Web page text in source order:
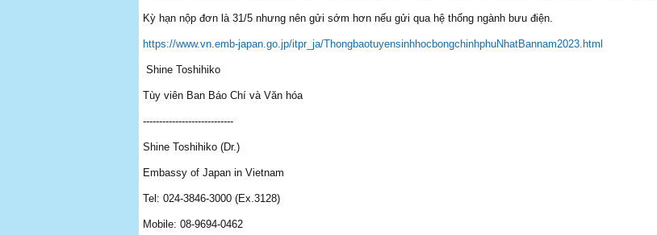
Kỳ hạn nộp đơn là 31/5 nhưng nên gửi sớm hơn nếu gửi qua hệ thống ngành bưu điện.
https://www.vn.emb-japan.go.jp/itpr_ja/ThongbaotuyensinhhocbongchinhphuNhatBannam2023.html
Shine Toshihiko
Tùy viên Ban Báo Chí và Văn hóa
----------------------------
Shine Toshihiko (Dr.)
Embassy of Japan in Vietnam
Tel: 024-3846-3000 (Ex.3128)
Mobile: 08-9694-0462